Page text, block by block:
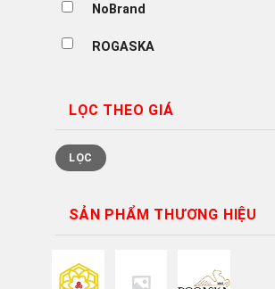
NoBrand
ROGASKA
LỌC THEO GIÁ
Giá
thấp
nhất
Giá
cao
nhất
LỌC
SẢN PHẨM THƯƠNG HIỆU